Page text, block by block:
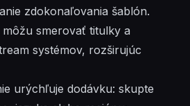
zdokonaľovania šablón.
môžu smerovať titulky a
systémov, rozširujúc
urýchľuje dodávku: skupte